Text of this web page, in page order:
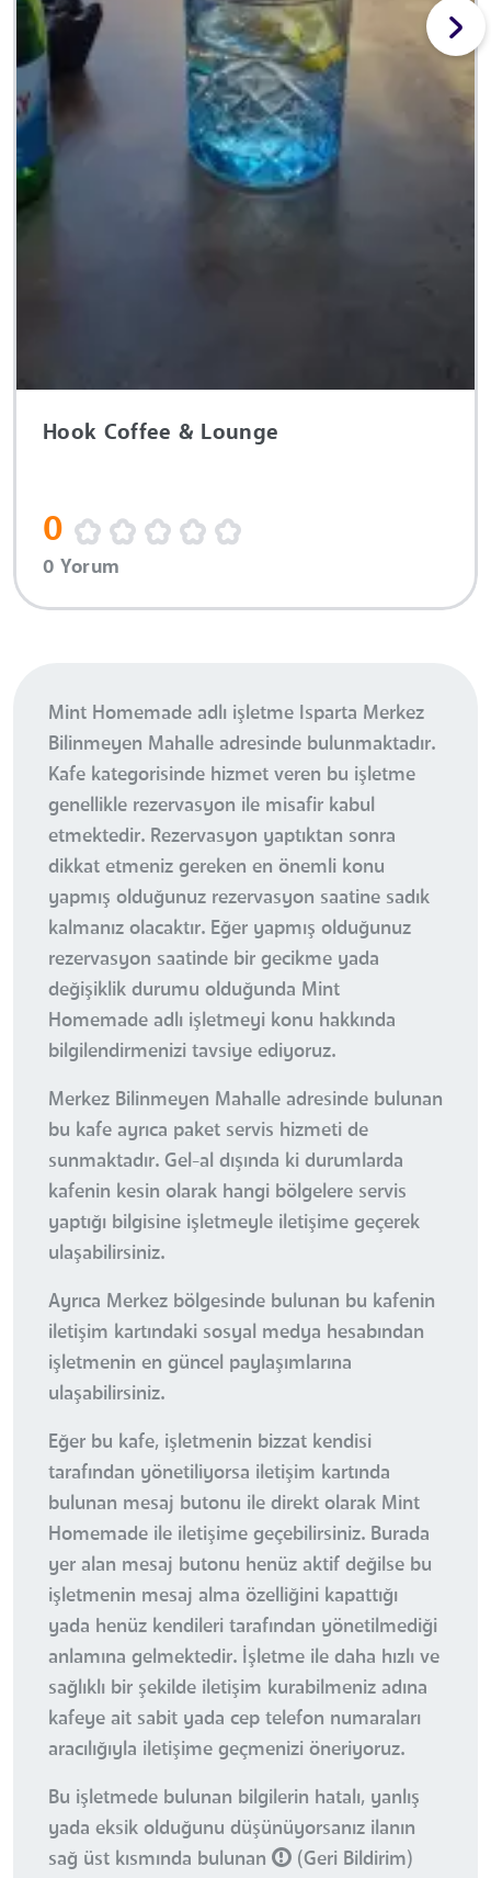
Hook Coffee & Lounge
0
0 Yorum
Mint Homemade adlı işletme Isparta Merkez
Bilinmeyen Mahalle adresinde bulunmaktadır.
Kafe kategorisinde hizmet veren bu işletme
genellikle rezervasyon ile misafir kabul
etmektedir. Rezervasyon yaptıktan sonra
dikkat etmeniz gereken en önemli konu
yapmış olduğunuz rezervasyon saatine sadık
kalmanız olacaktır. Eğer yapmış olduğunuz
rezervasyon saatinde bir gecikme yada
değişiklik durumu olduğunda Mint
Homemade adlı işletmeyi konu hakkında
bilgilendirmenizi tavsiye ediyoruz.
Merkez Bilinmeyen Mahalle adresinde bulunan
bu kafe ayrıca paket servis hizmeti de
sunmaktadır. Gel-al dışında ki durumlarda
kafenin kesin olarak hangi bölgelere servis
yaptığı bilgisine işletmeyle iletişime geçerek
ulaşabilirsiniz.
Ayrıca Merkez bölgesinde bulunan bu kafenin
iletişim kartındaki sosyal medya hesabından
işletmenin en güncel paylaşımlarına
ulaşabilirsiniz.
Eğer bu kafe, işletmenin bizzat kendisi
tarafından yönetiliyorsa iletişim kartında
bulunan mesaj butonu ile direkt olarak Mint
Homemade ile iletişime geçebilirsiniz. Burada
yer alan mesaj butonu henüz aktif değilse bu
işletmenin mesaj alma özelliğini kapattığı
yada henüz kendileri tarafından yönetilmediği
anlamına gelmektedir. İşletme ile daha hızlı ve
sağlıklı bir şekilde iletişim kurabilmeniz adına
kafeye ait sabit yada cep telefon numaraları
aracılığıyla iletişime geçmenizi öneriyoruz.
Bu işletmede bulunan bilgilerin hatalı, yanlış
yada eksik olduğunu düşünüyorsanız ilanın
sağ üst kısmında bulunan
(Geri Bildirim)